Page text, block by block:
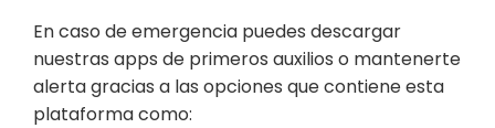
En caso de emergencia puedes descargar
nuestras apps de primeros auxilios o mantenerte
alerta gracias a las opciones que contiene esta
plataforma como: